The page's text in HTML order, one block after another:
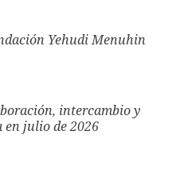
Yehudi Menuhin
intercambio y
julio de 2026